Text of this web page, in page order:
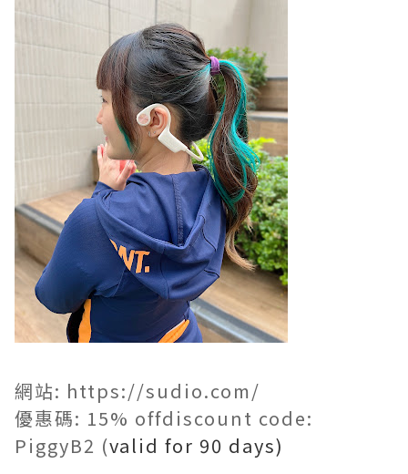
網站: https://sudio.com/
優惠碼: 15% offdiscount code:
PiggyB2 (valid for 90 days)